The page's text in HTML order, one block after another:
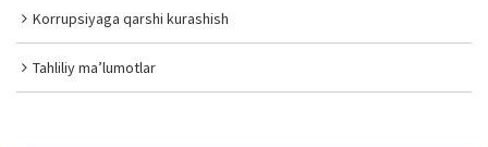
Korrupsiyaga qarshi kurashish
Tahliliy ma’lumotlar